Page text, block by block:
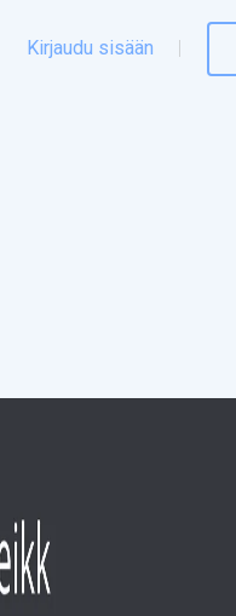
Kirjaudu sisään